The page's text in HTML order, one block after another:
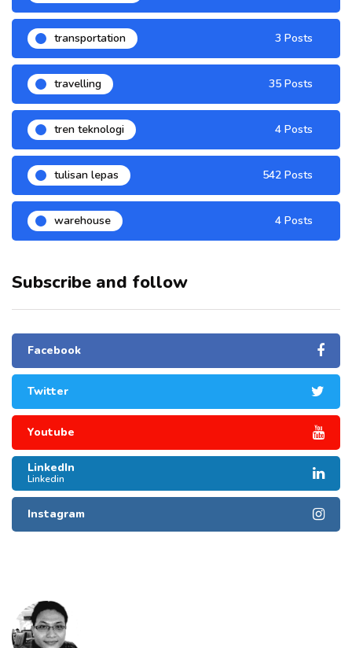
transportation 3 Posts
travelling 35 Posts
tren teknologi 4 Posts
tulisan lepas 542 Posts
warehouse 4 Posts
Subscribe and follow
Facebook
Twitter
Youtube
LinkedIn
Linkedin
Instagram